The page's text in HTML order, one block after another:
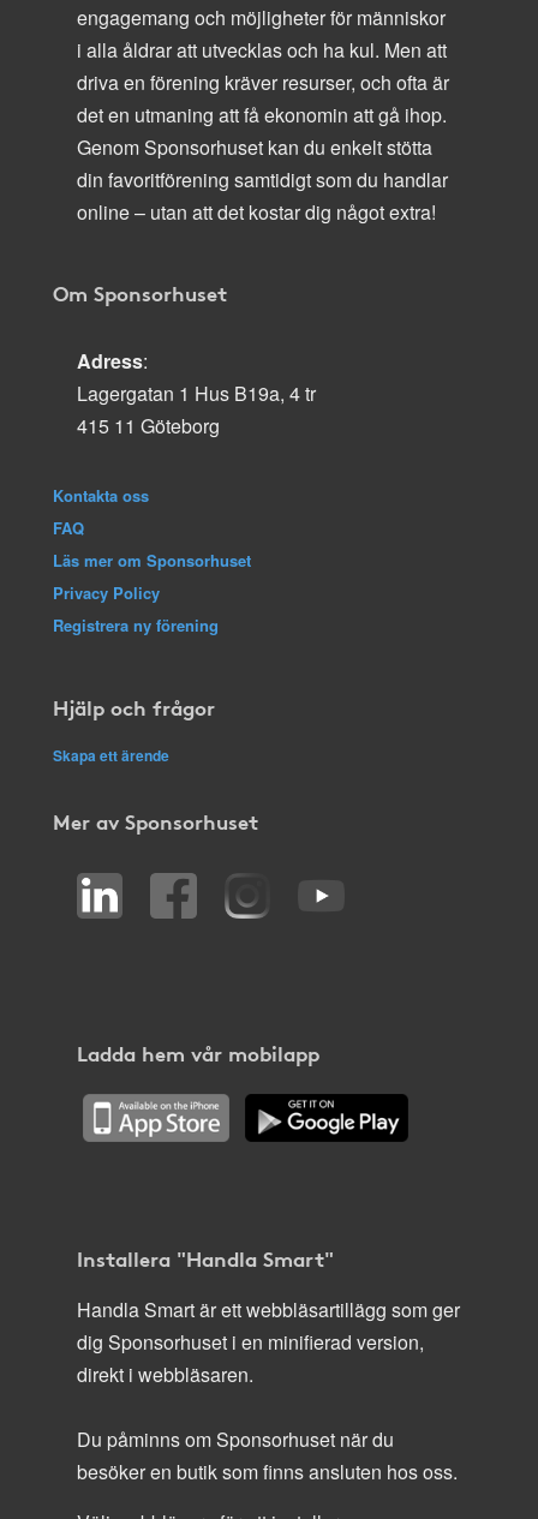
engagemang och möjligheter för människor
i alla åldrar att utvecklas och ha kul. Men att
driva en förening kräver resurser, och ofta är
det en utmaning att få ekonomin att gå ihop.
Genom Sponsorhuset kan du enkelt stötta
din favoritförening samtidigt som du handlar
online – utan att det kostar dig något extra!
Om Sponsorhuset
Adress:
Lagergatan 1 Hus B19a, 4 tr
415 11 Göteborg
Kontakta oss
FAQ
Läs mer om Sponsorhuset
Privacy Policy
Registrera ny förening
Hjälp och frågor
Skapa ett ärende
Mer av Sponsorhuset
Ladda hem vår mobilapp
Installera "Handla Smart"
Handla Smart är ett webbläsartillägg som ger
dig Sponsorhuset i en minifierad version,
direkt i webbläsaren.
Du påminns om Sponsorhuset när du
besöker en butik som finns ansluten hos oss.